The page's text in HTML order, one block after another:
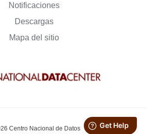
Notificaciones
Descargas
Mapa del sitio
Centro Nacional de Datos